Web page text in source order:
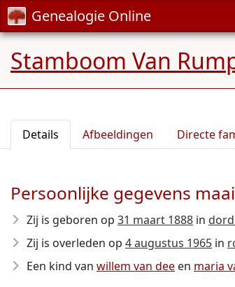
Genealogie Online
Stamboom Van
Details Afbeeldingen Directe
Persoonlijke gegevens
Zij is geboren op 31 maart 1888 in
Zij is overleden op 4 augustus 1965 in
Een kind van willem van dee en maria